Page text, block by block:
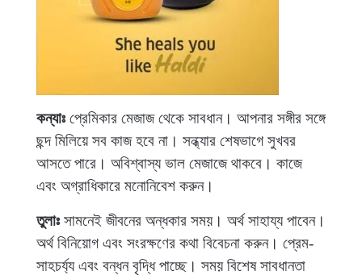
কন্যাঃ প্রেমিকার মেজাজ থেকে সাবধান। আপনার সঙ্গীর সঙ্গে
ছন্দ মিলিয়ে সব কাজ হবে না। সন্ধ্যার শেষভাগে সুখবর
আসতে পারে। অবিশ্বাস্য ভাল মেজাজে থাকবে। কাজে
এবং অগ্রাধিকারে মনোনিবেশ করুন।
তুলাঃ সামনেই জীবনের অন্ধকার সময়। অর্থ সাহায্য পাবেন।
অর্থ বিনিয়োগ এবং সংরক্ষণের কথা বিবেচনা করুন। প্রেম-
সাহচর্য্য এবং বন্ধন বৃদ্ধি পাচ্ছে। সময় বিশেষ সাবধানতা